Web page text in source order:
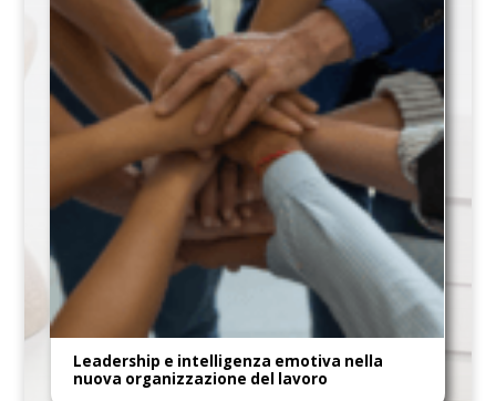
Leadership e intelligenza emotiva nella
nuova organizzazione del lavoro